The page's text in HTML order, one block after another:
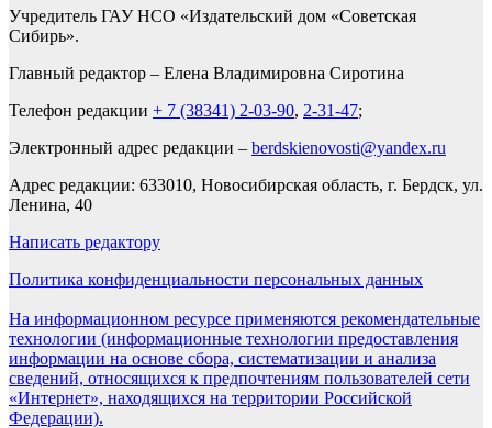
Учредитель ГАУ НСО «Издательский дом «Советская
Сибирь».
Главный редактор – Елена Владимировна Сиротина
Телефон редакции + 7 (38341) 2-03-90, 2-31-47;
Электронный адрес редакции – berdskienovosti@yandex.ru
Адрес редакции: 633010, Новосибирская область, г. Бердск, ул.
Ленина, 40
Написать редактору
Политика конфиденциальности персональных данных
На информационном ресурсе применяются рекомендательные
технологии (информационные технологии предоставления
информации на основе сбора, систематизации и анализа
сведений, относящихся к предпочтениям пользователей сети
«Интернет», находящихся на территории Российской
Федерации).